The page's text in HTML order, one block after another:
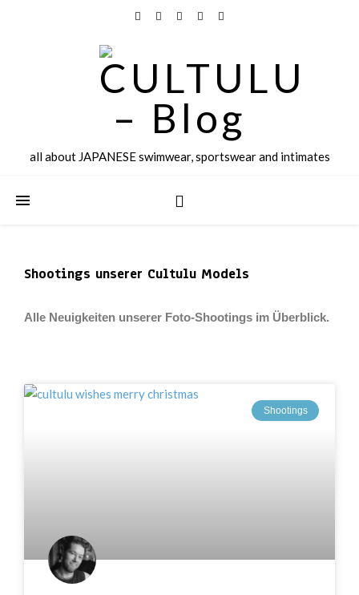
all about JAPANESE swimwear, sportswear and intimates
Shootings unserer Cultulu Models
Alle Neuigkeiten unserer Foto-Shootings im Überblick.
Shootings